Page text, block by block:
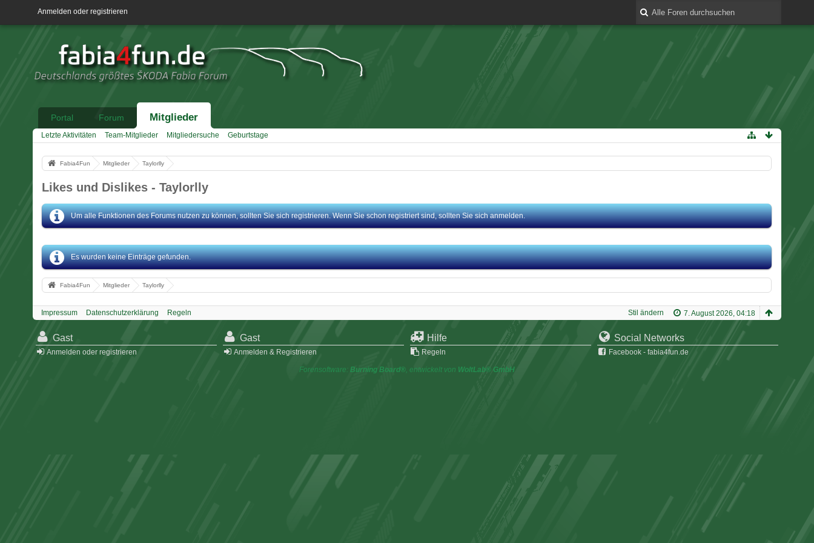
Anmelden oder registrieren
Portal Forum Mitglieder
Letzte Aktivitäten Team-Mitglieder Mitgliedersuche Geburtstage
Fabia4Fun Mitglieder Taylorlly
Likes und Dislikes - Taylorlly
Um alle Funktionen des Forums nutzen zu können, sollten Sie sich registrieren. Wenn Sie schon registriert sind, sollten Sie sich anmelden.
Es wurden keine Einträge gefunden.
Fabia4Fun Mitglieder Taylorlly
Impressum Datenschutzerklärung Regeln 7. August 2026, 04:18
Stil ändern
Gast
Anmelden oder registrieren
Gast
Anmelden & Registrieren
Hilfe
Regeln
Social Networks
Facebook - fabia4fun.de
Forensoftware: Burning Board®, entwickelt von WoltLab® GmbH